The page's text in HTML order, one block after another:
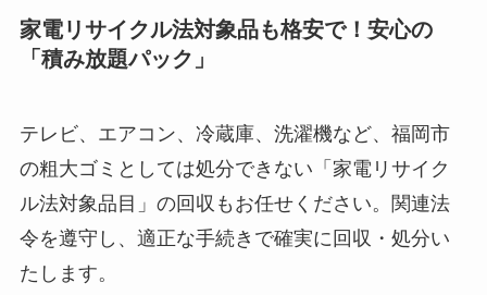
家電リサイクル法対象品も格安で！安心の
「積み放題パック」
テレビ、エアコン、冷蔵庫、洗濯機など、福岡市
の粗大ゴミとしては処分できない「家電リサイク
ル法対象品目」の回収もお任せください。関連法
令を遵守し、適正な手続きで確実に回収・処分い
たします。